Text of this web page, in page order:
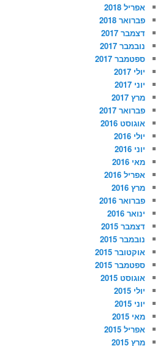
אפריל 2018
פברואר 2018
דצמבר 2017
נובמבר 2017
ספטמבר 2017
יולי 2017
יוני 2017
מרץ 2017
פברואר 2017
אוגוסט 2016
יולי 2016
יוני 2016
מאי 2016
אפריל 2016
מרץ 2016
פברואר 2016
ינואר 2016
דצמבר 2015
נובמבר 2015
אוקטובר 2015
ספטמבר 2015
אוגוסט 2015
יולי 2015
יוני 2015
מאי 2015
אפריל 2015
מרץ 2015